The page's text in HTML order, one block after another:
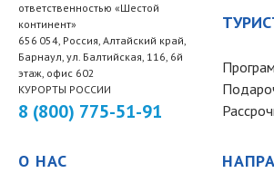
ответственностью «Шестой
континент»
656 054, Россия, Алтайский край,
Барнаул, ул. Балтийская, 116, 6й
этаж, офис 602
КУРОРТЫ РОССИИ
8 (800) 775-51-91
О НАС